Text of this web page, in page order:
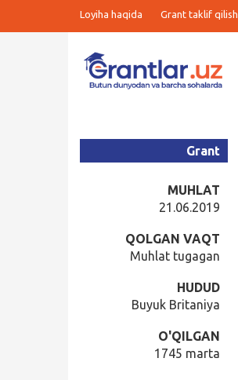
Loyiha haqida Grant taklif qilish
Grant
MUHLAT
21.06.2019
QOLGAN VAQT
Muhlat tugagan
HUDUD
Buyuk Britaniya
O'QILGAN
1745 marta